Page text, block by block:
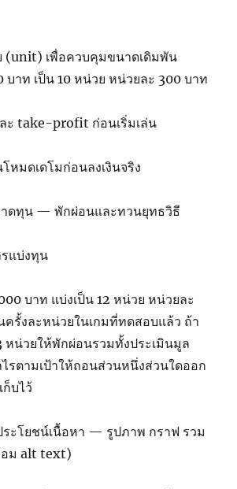
(unit) เพื่อควบคุมขนาดเดิมพัน
บาท เป็น 10 หน่วย หน่วยละ 300 บาท
ะ take-profit ก่อนเริ่มเล่น
หมดเดโมก่อนลงเงินจริง
าดทุน — พักผ่อนและทวนยุทธวิธี
แบ่งทุน
บาท แบ่งเป็น 12 หน่วย หน่วยละ
ครั้งละหน่วยในเกมที่ทดสอบแล้ว ถ้า
หน่วยให้พักผ่อนรวมทั้งประเมินมูล
ไรตามเป้าให้ถอนส่วนหนึ่งส่วนใดออก
ก็บไว้
ะโยชน์เนื้อหา — รูปภาพ กราฟ รวม
อม alt text)